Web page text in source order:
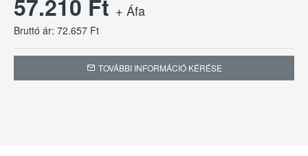
57.210 Ft + Áfa
Bruttó ár: 72.657 Ft
TOVÁBBI INFORMÁCIÓ KÉRÉSE